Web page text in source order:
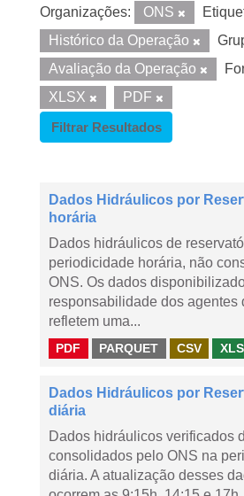
Organizações: ONS
Histórico da Operação
Avaliação da Operação
XLSX
PDF
Filtrar Resultados
Dados Hidráulicos por
horária
Dados hidráulicos de
periodicidade horária, não
ONS. Os dados
responsabilidade dos agentes
refletem uma...
PDF PARQUET CSV
Dados Hidráulicos por
diária
Dados hidráulicos verificados
consolidados pelo ONS na
diária. A atualização desses